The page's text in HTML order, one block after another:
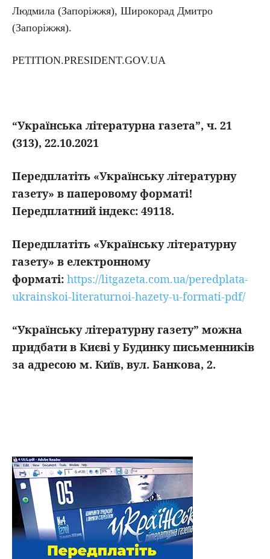
Людмила (Запоріжжя), Широкорад Дмитро
(Запоріжжя).
PETITION.PRESIDENT.GOV.UA
“Українська літературна газета”, ч. 21
(313), 22.10.2021
Передплатіть «Українську літературну
газету» в паперовому форматі!
Передплатний індекс: 49118.
Передплатіть «Українську літературну
газету» в електронному
форматі: https://litgazeta.com.ua/peredplata-
ukrainskoi-literaturnoi-hazety-u-formati-pdf/
“Українську літературну газету” можна
придбати в Києві у Будинку письменників
за адресою м. Київ, вул. Банкова, 2.